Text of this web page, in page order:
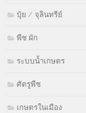
ปุ๋ย / จุลินทรีย์
พืช ผัก
ระบบน้ำเกษตร
ศัตรูพืช
เกษตรในเมือง